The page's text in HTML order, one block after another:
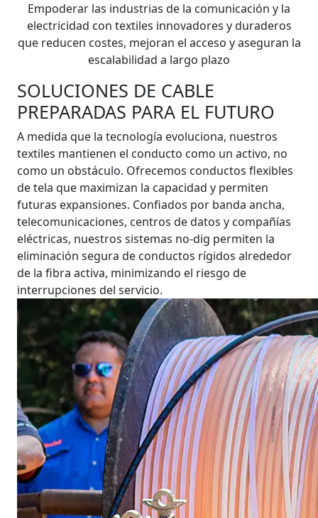
Empoderar las industrias de la comunicación y la
electricidad con textiles innovadores y duraderos
que reducen costes, mejoran el acceso y aseguran la
escalabilidad a largo plazo
SOLUCIONES DE CABLE
PREPARADAS PARA EL FUTURO
A medida que la tecnología evoluciona, nuestros
textiles mantienen el conducto como un activo, no
como un obstáculo. Ofrecemos conductos flexibles
de tela que maximizan la capacidad y permiten
futuras expansiones. Confiados por banda ancha,
telecomunicaciones, centros de datos y compañías
eléctricas, nuestros sistemas no-dig permiten la
eliminación segura de conductos rígidos alrededor
de la fibra activa, minimizando el riesgo de
interrupciones del servicio.